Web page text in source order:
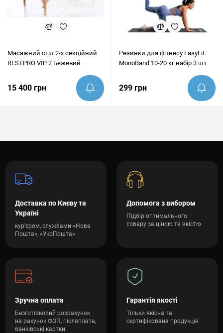
Масажний стіл 2-х секційний
RESTPRO VIP 2 Бежевий
15 400 грн
Резинки для фітнесу EasyFit
MonoBand 10-20 кг набір 3 шт
299 грн
Доставка по Києву та
Україні
кур'єром, службами «Нова
Пошта», «УкрПошта»
Допомога з вибором
Підбір оптимального
товару за ціною та якістю
Зручна оплата
Безготівковий розрахунок
на рахунок ФОП, післяплата,
банківські картки
Гарантія якості
Тільки якісна та
сертифікована продукція